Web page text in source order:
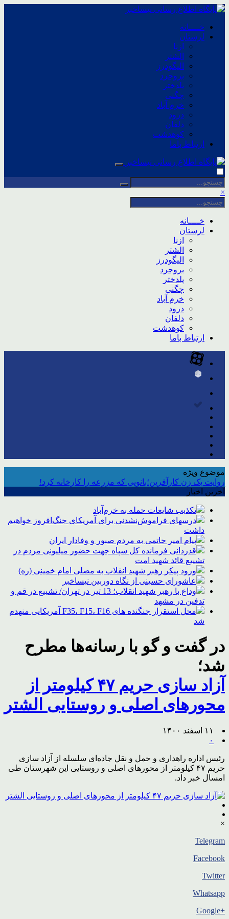
خــــانه
لرستان
ازنا
الشتر
الیگودرز
بروجرد
پلدختر
چگنی
خرم آباد
درود
دلفان
کوهدشت
ارتباط باما
×
خــــانه
لرستان
ازنا
الشتر
الیگودرز
بروجرد
پلدختر
چگنی
خرم آباد
درود
دلفان
کوهدشت
ارتباط باما
موضوع ویژه
روایت یک زن کارآفرین؛بانویی که مزرعه را کارخانه کرد!
آخرین اخبار
تکذیب شایعات حمله به خرم‌آباد
درسهای فراموش‌نشدنی برای آمریکای جنگ‌افروز خواهیم
داشت
پیام امیر حاتمی به مردم صبور و وفادار ایران
قدردانی فرمانده کل سپاه جهت حضور میلیونی مردم در
تشییع قائد شهید امت
ورود پیکر رهبر شهید انقلاب به مصلی امام خمینی (ره)
عاشورای حسینی از نگاه دوربین نیساخبر
وداع با رهبر شهید انقلاب؛ 13 تیر در تهران/ تشییع در قم و
تدفین در مشهد
محل استقرار جنگنده های F35، F15، F16 آمریکایی منهدم
شد
در گفت و گو با رسانه‌ها مطرح
شد؛
آزاد سازی حریم ۴۷ کیلومتر از
محورهای اصلی و روستایی الشتر
۱۱ اسفند ۱۴۰۰
۰
رئیس اداره راهداری و حمل و نقل جاده‌ای سلسله از آزاد سازی
حریم ۴۷ کیلومتر از محورهای اصلی و روستایی این شهرستان طی
امسال خبر داد.
×
Telegram
Facebook
Twitter
Whatsapp
+Google